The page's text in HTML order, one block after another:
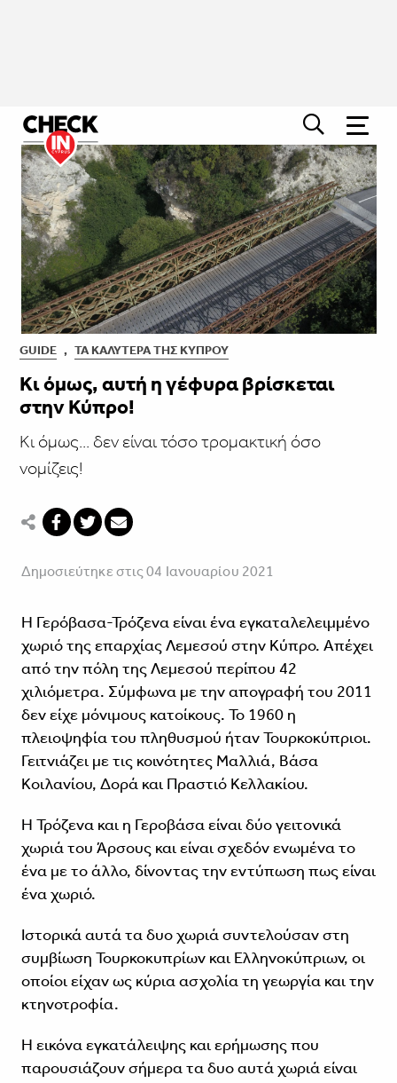
GUIDE , ΤΑ ΚΑΛΎΤΕΡΑ ΤΗΣ ΚΎΠΡΟΥ
Κι όμως, αυτή η γέφυρα βρίσκεται
στην Κύπρο!
Κι όμως... δεν είναι τόσο τρομακτική όσο
νομίζεις!
Δημοσιεύτηκε στις 04 Ιανουαρίου 2021
Η Γερόβασα-Τρόζενα είναι ένα εγκαταλελειμμένο
χωριό της επαρχίας Λεμεσού στην Κύπρο. Απέχει
από την πόλη της Λεμεσού περίπου 42
χιλιόμετρα. Σύμφωνα με την απογραφή του 2011
δεν είχε μόνιμους κατοίκους. Το 1960 η
πλειοψηφία του πληθυσμού ήταν Τουρκοκύπριοι.
Γειτνιάζει με τις κοινότητες Μαλλιά, Βάσα
Κοιλανίου, Δορά και Πραστιό Κελλακίου.
Η Τρόζενα και η Γεροβάσα είναι δύο γειτονικά
χωριά του Άρσους και είναι σχεδόν ενωμένα το
ένα με το άλλο, δίνοντας την εντύπωση πως είναι
ένα χωριό.
Ιστορικά αυτά τα δυο χωριά συντελούσαν στη
συμβίωση Τουρκοκυπρίων και Ελληνοκύπριων, οι
οποίοι είχαν ως κύρια ασχολία τη γεωργία και την
κτηνοτροφία.
Η εικόνα εγκατάλειψης και ερήμωσης που
παρουσιάζουν σήμερα τα δυο αυτά χωριά είναι